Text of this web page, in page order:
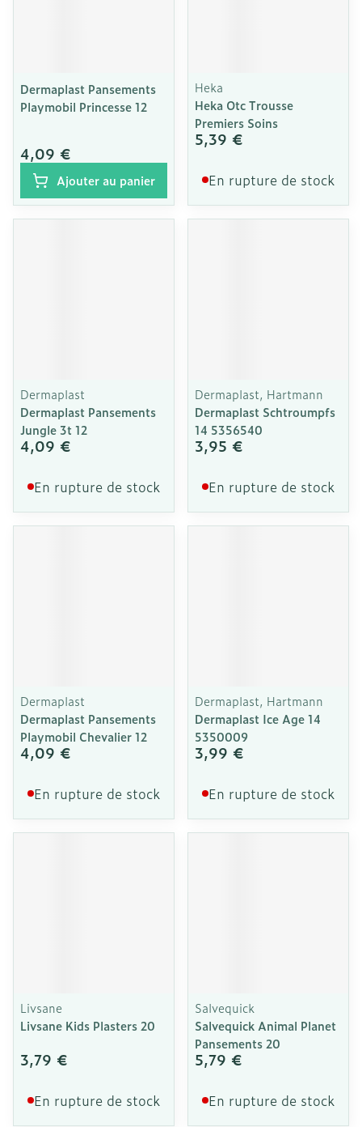
Dermaplast Pansements
Playmobil Princesse 12
4,09 €
Ajouter au panier
Heka
Heka Otc Trousse
Premiers Soins
5,39 €
En rupture de stock
Dermaplast
Dermaplast Pansements
Jungle 3t 12
4,09 €
En rupture de stock
Dermaplast, Hartmann
Dermaplast Schtroumpfs
14 5356540
3,95 €
En rupture de stock
Dermaplast
Dermaplast Pansements
Playmobil Chevalier 12
4,09 €
En rupture de stock
Dermaplast, Hartmann
Dermaplast Ice Age 14
5350009
3,99 €
En rupture de stock
Livsane
Livsane Kids Plasters 20
3,79 €
En rupture de stock
Salvequick
Salvequick Animal Planet
Pansements 20
5,79 €
En rupture de stock